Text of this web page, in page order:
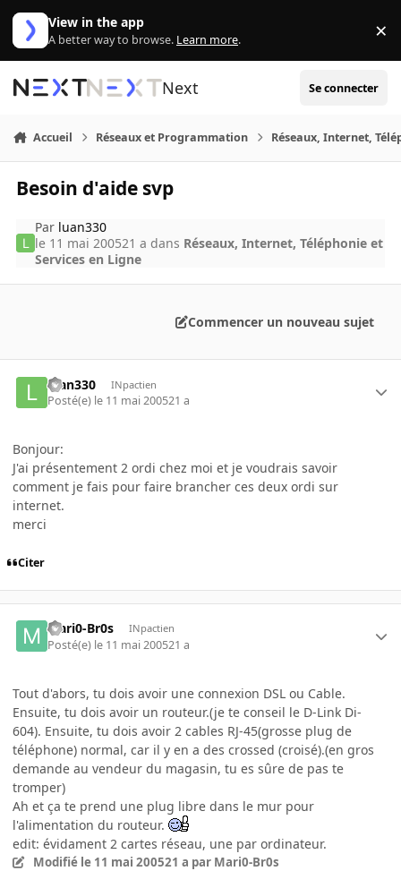
Aller au contenu
View in the app
A better way to browse. Learn more. ×
Next Se connecter
Accueil Réseaux et Programmation Réseaux, Internet,
Besoin d'aide svp
Par luan330
le 11 mai 200521 a dans Réseaux, Internet, Téléphonie et
Services en Ligne
Commencer un nouveau sujet
luan330 INpactien
Posté(e) le 11 mai 200521 a
Bonjour:
J'ai présentement 2 ordi chez moi et je voudrais savoir
comment je fais pour faire brancher ces deux ordi sur
internet.
merci
Citer
Mari0-Br0s INpactien
Posté(e) le 11 mai 200521 a
Tout d'abors, tu dois avoir une connexion DSL ou Cable.
Ensuite, tu dois avoir un routeur.(je te conseil le D-Link Di-
604). Ensuite, tu dois avoir 2 cables RJ-45(grosse plug de
téléphone) normal, car il y en a des crossed (croisé).(en gros
demande au vendeur du magasin, tu es sûre de pas te
tromper)
Ah et ça te prend une plug libre dans le mur pour
l'alimentation du routeur.
edit: évidament 2 cartes réseau, une par ordinateur.
Modifié le 11 mai 200521 a par Mari0-Br0s